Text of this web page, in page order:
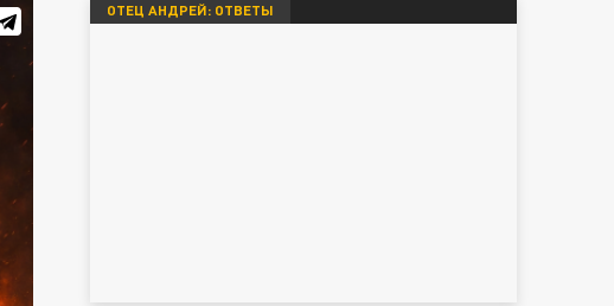
ОТЕЦ АНДРЕЙ: ОТВЕТЫ